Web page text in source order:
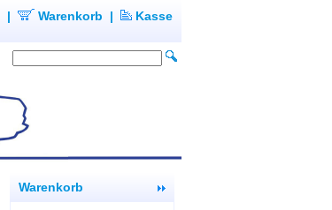
| Warenkorb | Kasse
Warenkorb